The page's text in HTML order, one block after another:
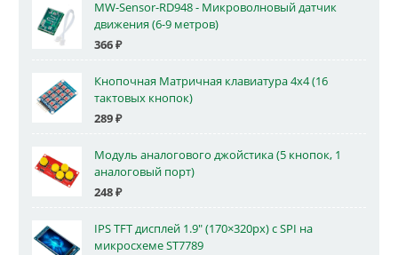
MW-Sensor-RD948 - Микроволновый датчик
движения (6-9 метров)
366₽
Кнопочная Матричная клавиатура 4x4 (16
тактовых кнопок)
289₽
Модуль аналогового джойстика (5 кнопок, 1
аналоговый порт)
248₽
IPS TFT дисплей 1.9" (170×320px) с SPI на
микросхеме ST7789